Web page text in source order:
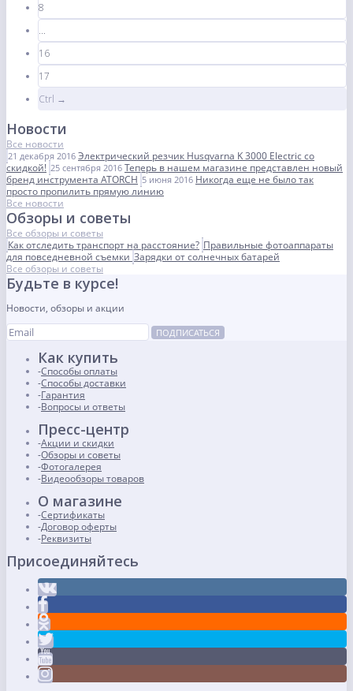
8
...
16
17
Ctrl →
Новости
Все новости
21 декабря 2016 Электрический резчик Husqvarna K 3000 Electric со
скидкой! 25 сентября 2016 Теперь в нашем магазине представлен новый
бренд инструмента ATORCH 5 июня 2016 Никогда еще не было так
просто пропилить прямую линию
Все новости
Обзоры и советы
Все обзоры и советы
Как отследить транспорт на расстояние? Правильные фотоаппараты
для повседневной съемки Зарядки от солнечных батарей
Все обзоры и советы
Будьте в курсе!
Новости, обзоры и акции
ПОДПИСАТЬСЯ
Как купить
Способы оплаты
Способы доставки
Гарантия
Вопросы и ответы
Пресс-центр
Акции и скидки
Обзоры и советы
Фотогалерея
Видеообзоры товаров
О магазине
Сертификаты
Договор оферты
Реквизиты
Присоединяйтесь